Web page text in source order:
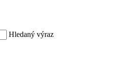
Hledaný výraz